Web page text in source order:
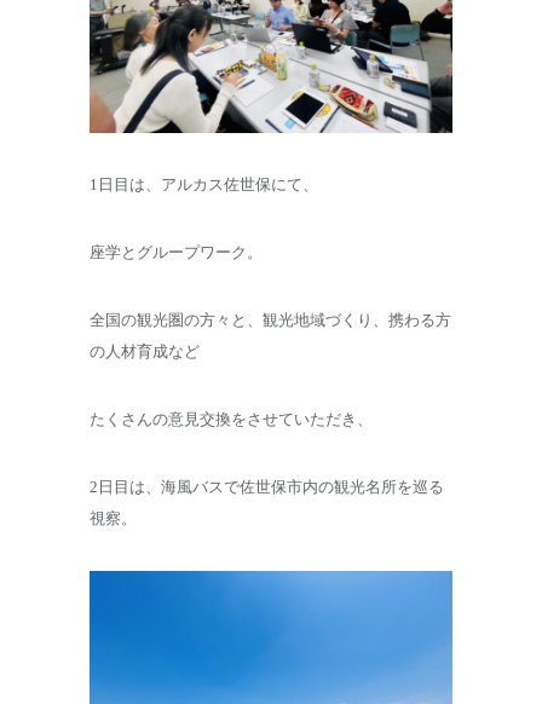
1日目は、アルカス佐世保にて、
座学とグループワーク。
全国の観光圏の方々と、観光地域づくり、携わる方
の人材育成など
たくさんの意見交換をさせていただき、
2日目は、海風バスで佐世保市内の観光名所を巡る
視察。